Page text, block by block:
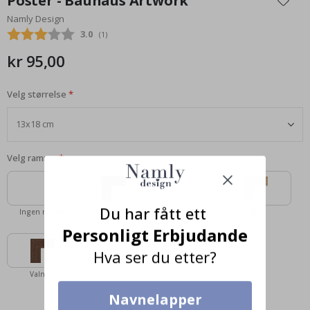
begynnelsen
av
bildegalleri
Namly Design
Gjennomsnittskarakter:
3.0 (stemmer:
1 )
kr 95,00
Velg størrelse
Velg ramme
Ingen ramme Svart Hvit
Valnøtt
Du har fått ett
Personligt Erbjudande
Hva ser du etter?
Navnelapper